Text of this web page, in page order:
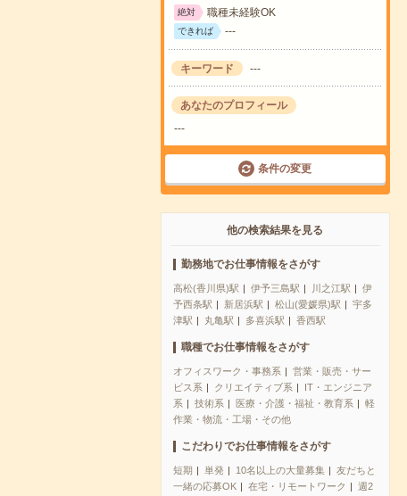
絶対 職種未経験OK
できれば ---
キーワード ---
あなたのプロフィール
---
条件の変更
他の検索結果を見る
勤務地でお仕事情報をさがす
高松(香川県)駅 伊予三島駅 川之江駅
伊
予西条駅
新居浜駅 松山(愛媛県)駅
宇多
津駅
丸亀駅 多喜浜駅 香西駅
職種でお仕事情報をさがす
オフィスワーク・事務系
営業・販売・サー
ビス系
クリエイティブ系
IT・エンジニア
系
技術系 医療・介護・福祉・教育系
軽
作業・物流・工場・その他
こだわりでお仕事情報をさがす
短期 単発 10名以上の大量募集
友だちと
一緒の応募OK
在宅・リモートワーク
週2